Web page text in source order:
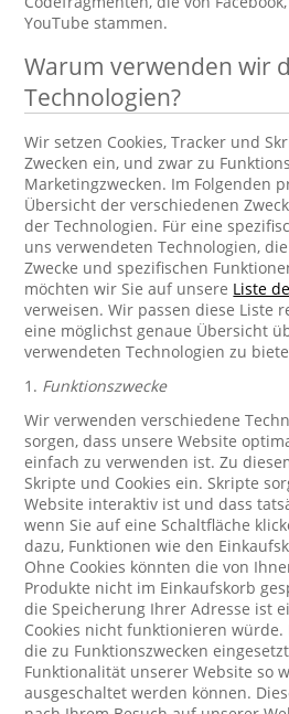
YouTube stammen.
Warum verwenden wir
Technologien?
Wir setzen Cookies, Tracker und
Zwecken ein, und zwar zu
Marketingzwecken. Im Folgenden
Übersicht der verschiedenen
der Technologien. Für eine
uns verwendeten Technologien,
Zwecke und spezifischen
möchten wir Sie auf unsere Liste
verweisen. Wir passen diese Liste
eine möglichst genaue Übersicht
verwendeten Technologien zu
1. Funktionszwecke
Wir verwenden verschiedene
sorgen, dass unsere Website
einfach zu verwenden ist. Zu
Skripte und Cookies ein. Skripte
Website interaktiv ist und dass
wenn Sie auf eine Schaltfläche
dazu, Funktionen wie den
Ohne Cookies könnten die von
Produkte nicht im Einkaufskorb
die Speicherung Ihrer Adresse ist
Cookies nicht funktionieren würde.
die zu Funktionszwecken
Funktionalität unserer Website so
ausgeschaltet werden können.